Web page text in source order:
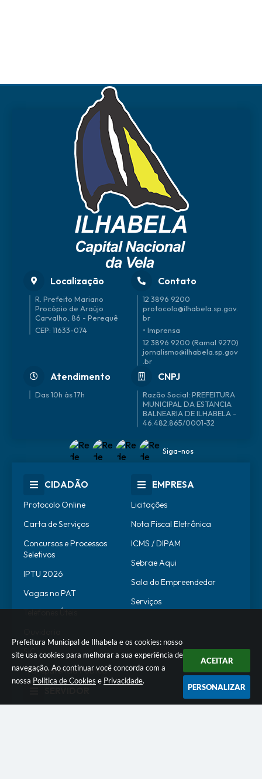
Prefeitura Municipal de Ilhabela e os cookies: nosso
site usa cookies para melhorar a sua experiência de
navegação. Ao continuar você concorda com a
nossa Política de Cookies e Privacidade.
ACEITAR
PERSONALIZAR
Localização
R. Prefeito Mariano
Procópio de Araújo
Carvalho, 86 - Perequê
CEP: 11633-074
Contato
12 3896 9200
protocolo@ilhabela.sp.gov.
br
• Imprensa
12 3896 9200 (Ramal 9270)
jornalismo@ilhabela.sp.gov
.br
Atendimento
Das 10h às 17h
CNPJ
46.482.865/0001-32
Siga-nos
CIDADÃO
Protocolo Online
Carta de Serviços
Concursos e Processos
Seletivos
IPTU 2026
Vagas no PAT
Telefones Úteis
SIC
Transparência Pública
EMPRESA
Licitações
Nota Fiscal Eletrônica
ICMS / DIPAM
Sebrae Aqui
Sala do Empreendedor
Serviços